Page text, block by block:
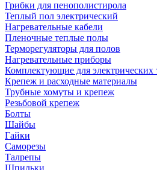
Грибки для пенополистирола
Теплый пол электрический
Нагревательные кабели
Пленочные теплые полы
Терморегуляторы для полов
Нагревательные приборы
Комплектующие для электрических
Крепеж и расходные материалы
Трубные хомуты и крепеж
Резьбовой крепеж
Болты
Шайбы
Гайки
Саморезы
Талрепы
Шпильки